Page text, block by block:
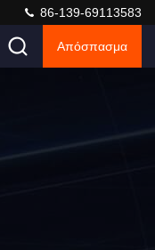
86-139-69113583
Απόσπασμα